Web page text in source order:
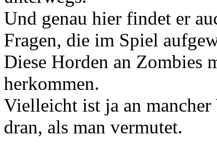
Und genau hier findet er
Fragen, die im Spiel
Diese Horden an Zombies
herkommen.
Vielleicht ist ja an
dran, als man vermutet.